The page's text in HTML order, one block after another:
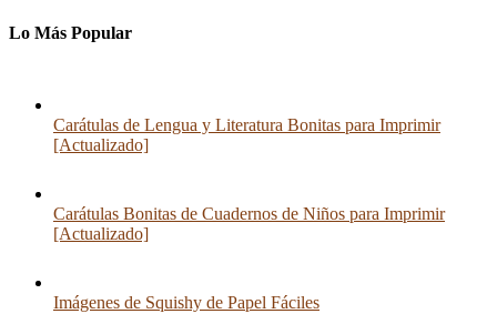
Lo Más Popular
Carátulas de Lengua y Literatura Bonitas para Imprimir
[Actualizado]
Carátulas Bonitas de Cuadernos de Niños para Imprimir
[Actualizado]
Imágenes de Squishy de Papel Fáciles